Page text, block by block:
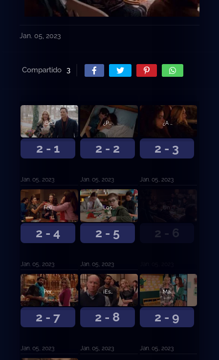
Jan. 05, 2023
Compartido 3
2 - 1
¡Bienvenidas de nuevo, zorras!
Jan. 05, 2023
2 - 2
¿Por qué todo tiene que ser tan terrible, todo el tiempo, para siempre?
Jan. 05, 2023
2 - 3
¿A qué estás jugando, niña?
Jan. 05, 2023
2 - 4
Feliz mi cumpleaños a ti
Jan. 05, 2023
2 - 5
Los latkes están encendidos
Jan. 05, 2023
2 - 6
Un muy feliz especial de Navidad de Ginny y Georgia
2 - 7
Permítanos darle una serenata a la m*erda de usted
Jan. 05, 2023
2 - 8
¡Escuchar con atención! ¡La oscuridad desciende!
Jan. 05, 2023
2 - 9
Matar a gil
Jan. 05, 2023